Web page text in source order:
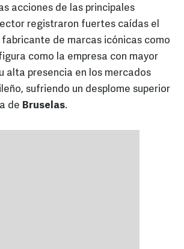
acciones de las principales
registraron fuertes caídas el
fabricante de marcas icónicas como
como la empresa con mayor
alta presencia en los mercados
sufriendo un desplome superior
de Bruselas.